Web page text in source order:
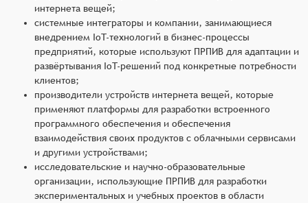
интернета вещей;
системные интеграторы и компании, занимающиеся
внедрением IoT-технологий в бизнес-процессы
предприятий, которые используют ПРПИВ для адаптации и
развёртывания IoT-решений под конкретные потребности
клиентов;
производители устройств интернета вещей, которые
применяют платформы для разработки встроенного
программного обеспечения и обеспечения
взаимодействия своих продуктов с облачными сервисами
и другими устройствами;
исследовательские и научно-образовательные
организации, использующие ПРПИВ для разработки
экспериментальных и учебных проектов в области